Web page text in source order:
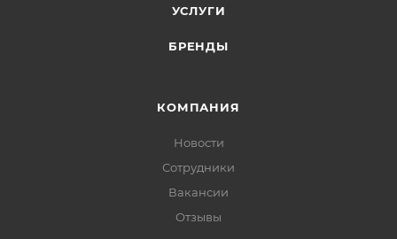
УСЛУГИ
БРЕНДЫ
КОМПАНИЯ
Новости
Сотрудники
Вакансии
Отзывы